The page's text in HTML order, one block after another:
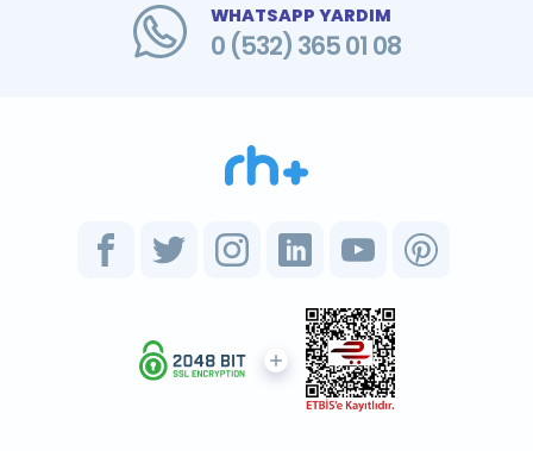
WHATSAPP YARDIM
0 (532) 365 01 08